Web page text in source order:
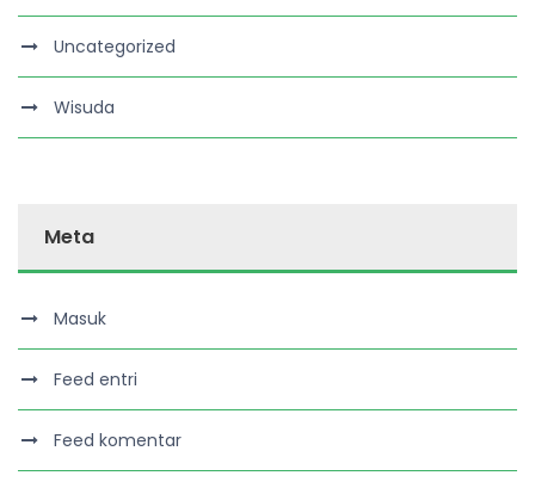
Uncategorized
Wisuda
Meta
Masuk
Feed entri
Feed komentar